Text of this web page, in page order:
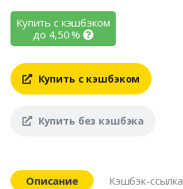
Купить с кэшбэком
до 4,50%
Купить с кэшбэком
Купить без кэшбэка
Описание
Кэшбэк-ссылка